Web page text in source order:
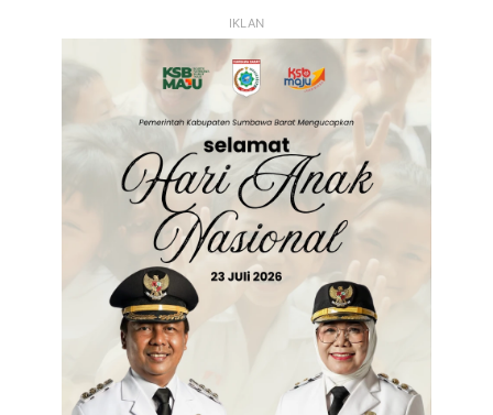
IKLAN